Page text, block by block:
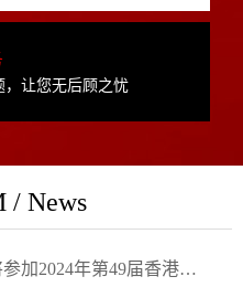
，让您无后顾之忧
/ News
我司将参加2024年第49届香港玩具展Hong Kong Toys & Games Fair 欢迎新···